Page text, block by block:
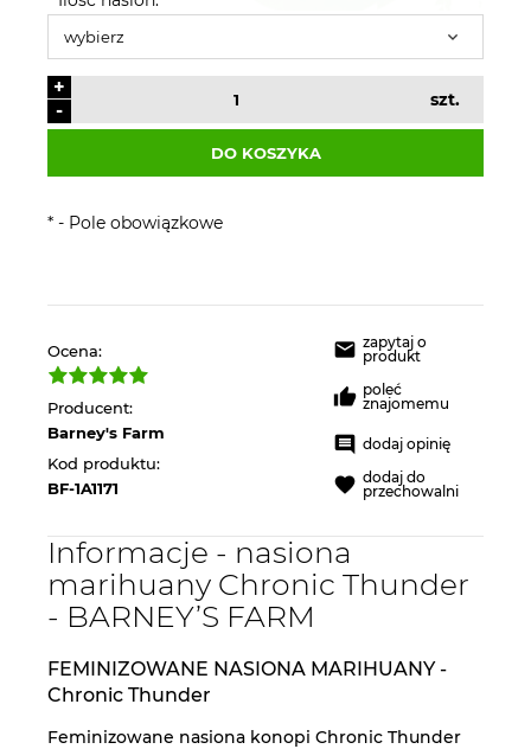
-
+
szt.
DO KOSZYKA
* - Pole obowiązkowe
Ocena:
Producent:
Barney's Farm
Kod produktu:
BF-1A1171
zapytaj o
produkt
poleć
znajomemu
dodaj opinię
dodaj do
przechowalni
Informacje - nasiona
marihuany Chronic Thunder
- BARNEY’S FARM
FEMINIZOWANE NASIONA MARIHUANY -
Chronic Thunder
Feminizowane nasiona konopi Chronic Thunder